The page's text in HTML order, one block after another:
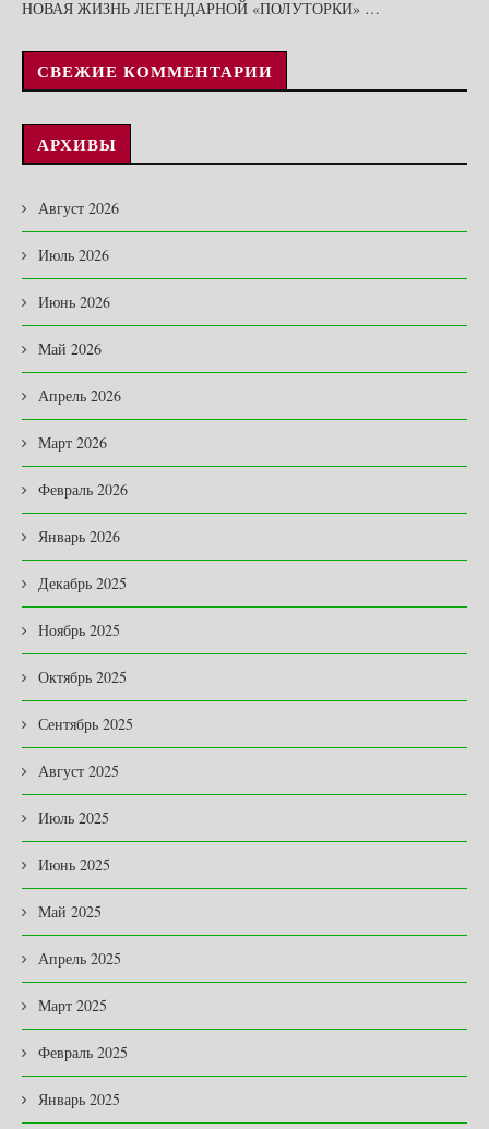
НОВАЯ ЖИЗНЬ ЛЕГЕНДАРНОЙ «ПОЛУТОРКИ» …
СВЕЖИЕ КОММЕНТАРИИ
АРХИВЫ
Август 2026
Июль 2026
Июнь 2026
Май 2026
Апрель 2026
Март 2026
Февраль 2026
Январь 2026
Декабрь 2025
Ноябрь 2025
Октябрь 2025
Сентябрь 2025
Август 2025
Июль 2025
Июнь 2025
Май 2025
Апрель 2025
Март 2025
Февраль 2025
Январь 2025